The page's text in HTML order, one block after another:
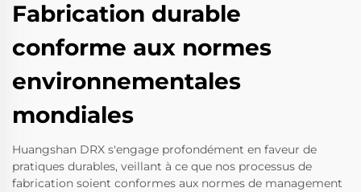
Fabrication durable
conforme aux normes
environnementales
mondiales
Huangshan DRX s'engage profondément en faveur de
pratiques durables, veillant à ce que nos processus de
fabrication soient conformes aux normes de management